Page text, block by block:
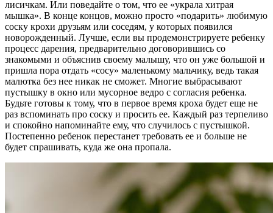
лисичкам. Или поведайте о том, что ее «украла хитрая
мышка». В конце концов, можно просто «подарить» любимую
соску крохи друзьям или соседям, у которых появился
новорожденный. Лучше, если вы продемонстрируете ребенку
процесс дарения, предварительно договорившись со
знакомыми и объяснив своему малышу, что он уже большой и
пришла пора отдать «сосу» маленькому мальчику, ведь такая
малютка без нее никак не сможет. Многие выбрасывают
пустышку в окно или мусорное ведро с согласия ребенка.
Будьте готовы к тому, что в первое время кроха будет еще не
раз вспоминать про соску и просить ее. Каждый раз терпеливо
и спокойно напоминайте ему, что случилось с пустышкой.
Постепенно ребенок перестанет требовать ее и больше не
будет спрашивать, куда же она пропала.